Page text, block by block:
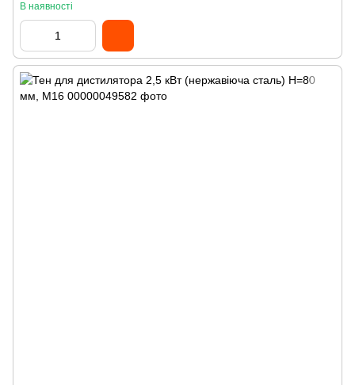
В наявності